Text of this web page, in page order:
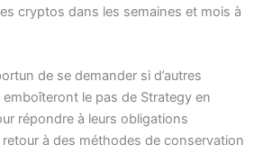
cryptos dans les semaines et mois à
de se demander si d’autres
le pas de Strategy en
répondre à leurs obligations
à des méthodes de conservation